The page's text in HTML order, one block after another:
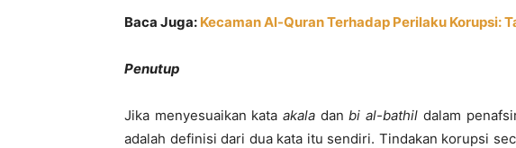
Baca Juga: Kecaman Al-Quran Terhadap Perilaku Korupsi:
Penutup
Jika menyesuaikan kataakala danbi al-bathil dalam
adalah definisi dari dua kata itu sendiri. Tindakan korupsi